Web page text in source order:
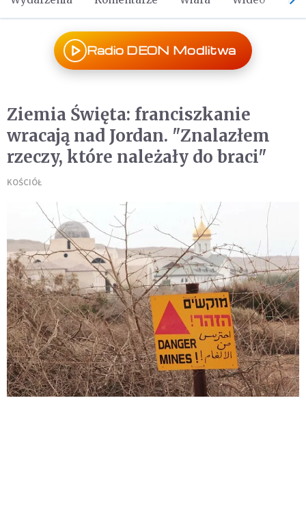
Radio DEON Modlitwa
Ziemia Święta: franciszkanie
wracają nad Jordan. "Znalazłem
rzeczy, które należały do braci"
KOŚCIÓŁ